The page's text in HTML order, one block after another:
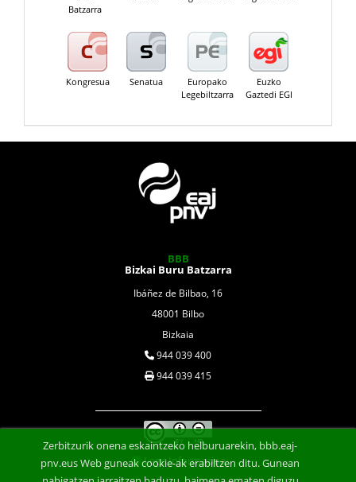
Batzarra
Kongresua Senatua
Europako
Legebiltzarra
Euzko
Gaztedi EGI
BBB
Bizkai Buru Batzarra
Ibáñez de Bilbao, 16
48001 Bilbo
Bizkaia
944 039 400
944 039 415
Lege Informazioa
Zerbitzurik onena eskaintzeko helburuarekin, bbb.eaj-
pnv.eus Web guneak cookie-ak erabiltzen ditu. Gunean